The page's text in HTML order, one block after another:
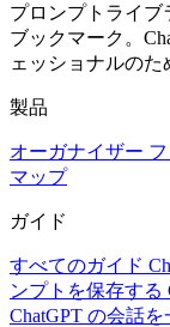
プロンプトライブ
ブックマーク。
ェッショナルのた
製品
オーガナイザー
マップ
ガイド
すべてのガイド
ンプトを保存する
ChatGPT の会話